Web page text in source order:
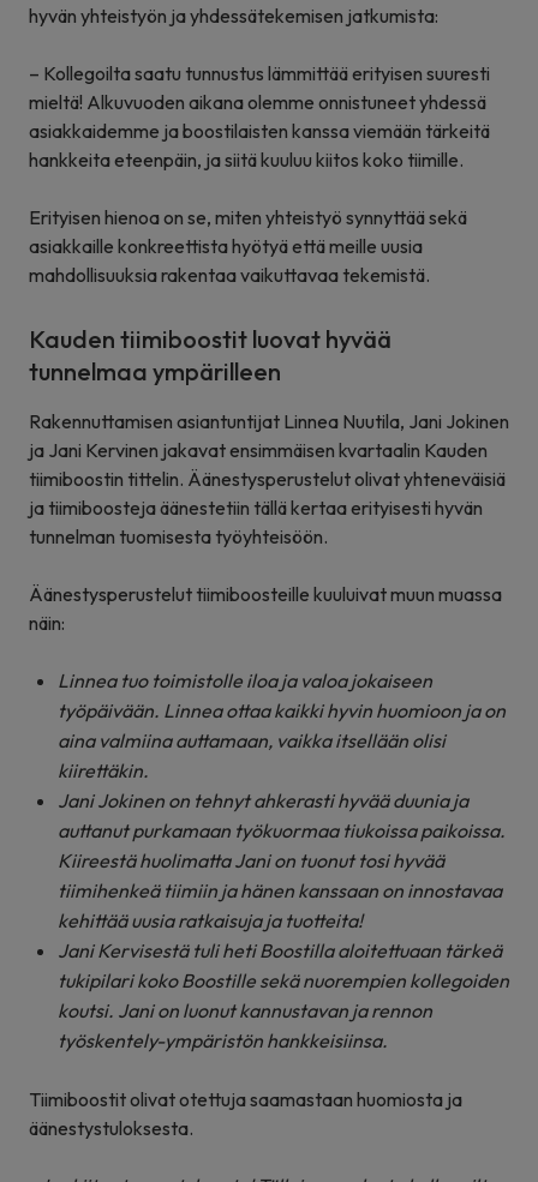
hyvän yhteistyön ja yhdessätekemisen jatkumista:
– Kollegoilta saatu tunnustus lämmittää erityisen suuresti
mieltä! Alkuvuoden aikana olemme onnistuneet yhdessä
asiakkaidemme ja boostilaisten kanssa viemään tärkeitä
hankkeita eteenpäin, ja siitä kuuluu kiitos koko tiimille.
Erityisen hienoa on se, miten yhteistyö synnyttää sekä
asiakkaille konkreettista hyötyä että meille uusia
mahdollisuuksia rakentaa vaikuttavaa tekemistä.
Kauden tiimiboostit luovat hyvää
tunnelmaa ympärilleen
Rakennuttamisen asiantuntijat Linnea Nuutila, Jani Jokinen
ja Jani Kervinen jakavat ensimmäisen kvartaalin Kauden
tiimiboostin tittelin. Äänestysperustelut olivat yhteneväisiä
ja tiimiboosteja äänestetiin tällä kertaa erityisesti hyvän
tunnelman tuomisesta työyhteisöön.
Äänestysperustelut tiimiboosteille kuuluivat muun muassa
näin:
Linnea tuo toimistolle iloa ja valoa jokaiseen
työpäivään. Linnea ottaa kaikki hyvin huomioon ja on
aina valmiina auttamaan, vaikka itsellään olisi
kiirettäkin.
Jani Jokinen on tehnyt ahkerasti hyvää duunia ja
auttanut purkamaan työkuormaa tiukoissa paikoissa.
Kiireestä huolimatta Jani on tuonut tosi hyvää
tiimihenkeä tiimiin ja hänen kanssaan on innostavaa
kehittää uusia ratkaisuja ja tuotteita!
Jani Kervisestä tuli heti Boostilla aloitettuaan tärkeä
tukipilari koko Boostille sekä nuorempien kollegoiden
koutsi. Jani on luonut kannustavan ja rennon
työskentely-ympäristön hankkeisiinsa.
Tiimiboostit olivat otettuja saamastaan huomiosta ja
äänestystuloksesta.